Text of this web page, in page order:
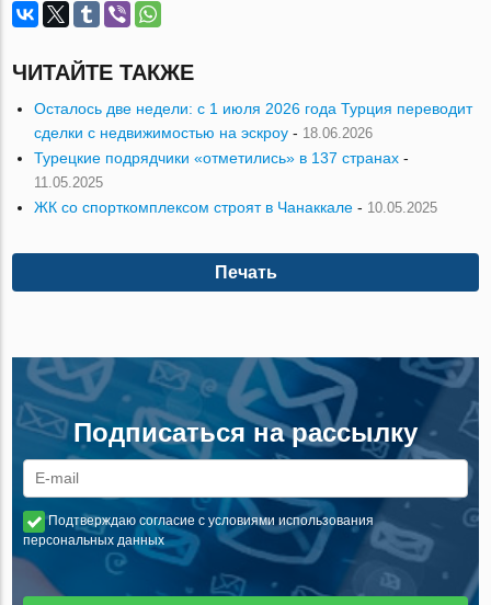
ЧИТАЙТЕ ТАКЖЕ
Осталось две недели: с 1 июля 2026 года Турция переводит
сделки с недвижимостью на эскроу - 18.06.2026
Турецкие подрядчики «отметились» в 137 странах -
11.05.2025
ЖК со спорткомплексом строят в Чанаккале - 10.05.2025
Печать
Подписаться на рассылку
Подтверждаю согласие с условиями использования
персональных данных